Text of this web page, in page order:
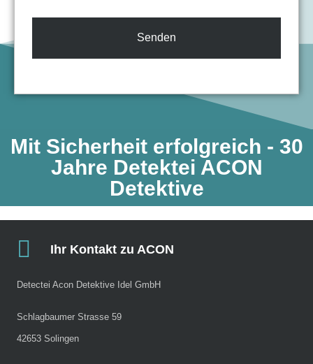
Senden
Mit Sicherheit erfolgreich - 30
Jahre Detektei ACON
Detektive​
Ihr Kontakt zu ACON
Detectei Acon Detektive Idel GmbH
Schlagbaumer Strasse 59
42653 Solingen